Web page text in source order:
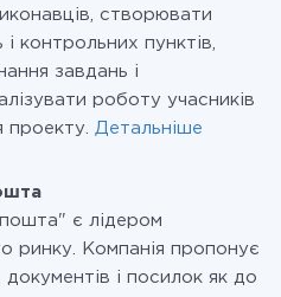
створювати
контрольних пунктів,
завдань і
роботу учасників
проекту. Детальніше
є лідером
ринку. Компанія пропонує
і посилок як до